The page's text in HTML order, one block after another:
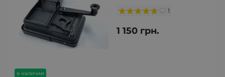
в наличии
1
1 150 грн.